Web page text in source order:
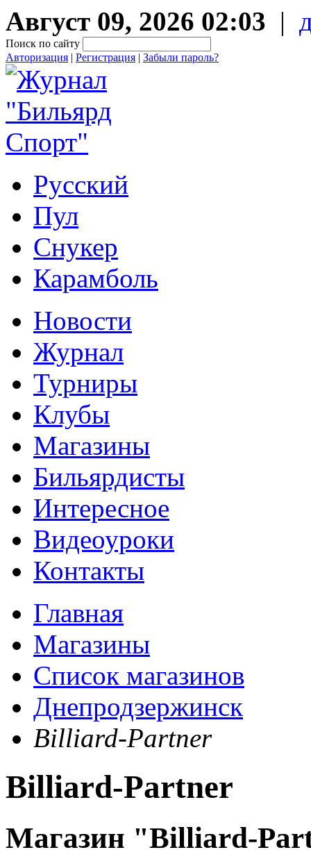
Август 09, 2026 02:03 |
Поиск по сайту
Авторизация | Регистрация | Забыли пароль?
Русский
Пул
Снукер
Карамболь
Новости
Журнал
Турниры
Клубы
Магазины
Бильярдисты
Интересное
Видеоуроки
Контакты
Главная
Магазины
Список магазинов
Днепродзержинск
Billiard-Partner
Billiard-Partner
Магазин "Billiard-